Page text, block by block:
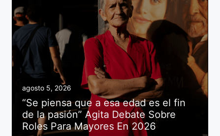
agosto 5, 2026
“Se piensa que a esa edad es el fin
de la pasión” Agita Debate Sobre
Roles Para Mayores En 2026